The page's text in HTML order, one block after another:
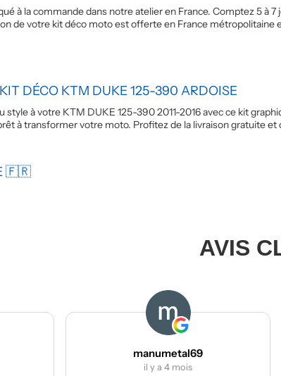
à la commande dans notre atelier en France. Comptez 5 à
de votre kit déco moto est offerte en France métropolitaine
DÉCO KTM DUKE 125-390 ARDOISE
style à votre KTM DUKE 125-390 2011-2016 avec ce kit
à transformer votre moto. Profitez de la livraison gratuite
🇫🇷
AVIS